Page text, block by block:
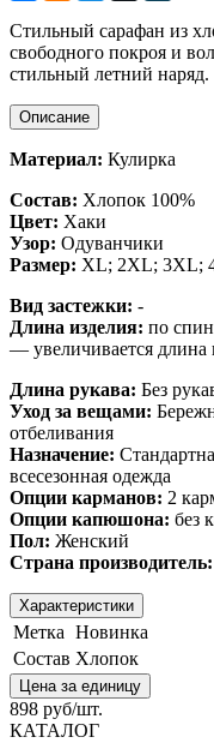
Стильный сарафан из
свободного покроя и
стильный летний наряд.
Описание
Материал: Кулирка
Состав: Хлопок 100%
Цвет: Хаки
Узор: Одуванчики
Размер: XL; 2XL; 3XL;
Вид застежки: -
Длина изделия: по
— увеличивается длина
Длина рукава: Без
Уход за вещами:
отбеливания
Назначение:
всесезонная одежда
Опции карманов: 2
Опции капюшона: без
Пол: Женский
Страна производитель:
Характеристики
Метка Новинка
Состав Хлопок
Цена за единицу
898 руб/шт.
КАТАЛОГ